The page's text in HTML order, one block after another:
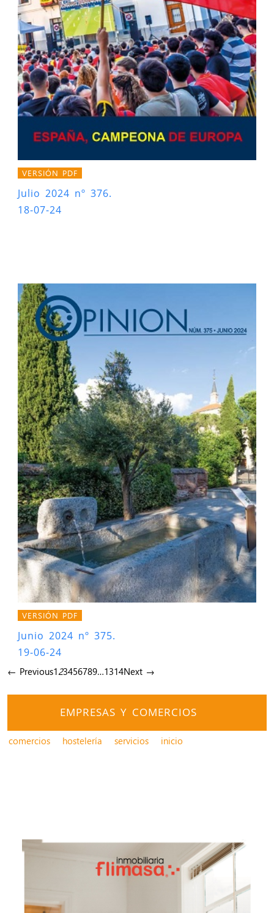
VERSIÓN PDF
Julio 2024 nº 376.
18-07-24
VERSIÓN PDF
Junio 2024 nº 375.
19-06-24
← Previous123456789…1314Next →
EMPRESAS Y COMERCIOS
comercios hostelería servicios inicio